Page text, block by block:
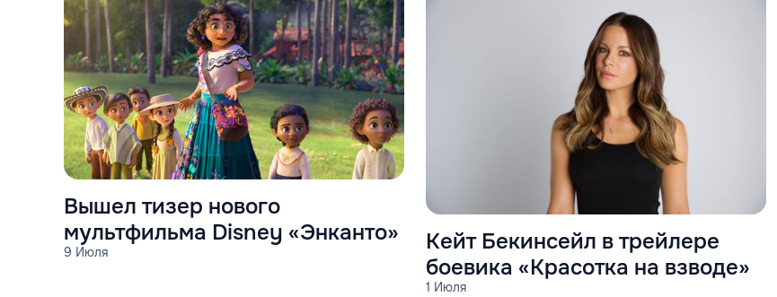
9 Июля
Вышел тизер нового
мультфильма Disney «Энканто»
1 Июля
Кейт Бекинсейл в трейлере
боевика «Красотка на взводе»